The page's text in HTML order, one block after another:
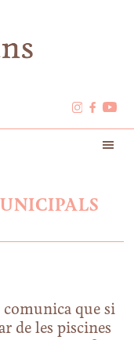
comunica que si
de les piscines